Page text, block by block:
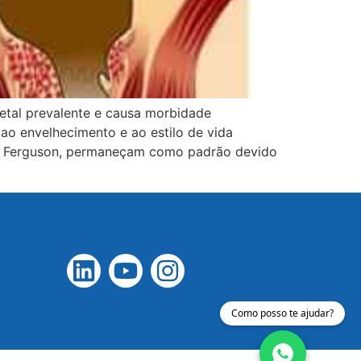
prevalente e causa morbidade
envelhecimento e ao estilo de vida
permaneçam como padrão devido
Como posso te ajudar?